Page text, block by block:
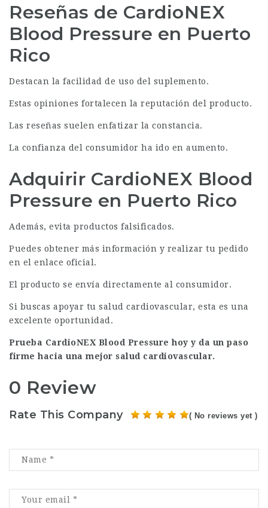
Reseñas de CardioNEX
Blood Pressure en Puerto
Rico
Destacan la facilidad de uso del suplemento.
Estas opiniones fortalecen la reputación del producto.
Las reseñas suelen enfatizar la constancia.
La confianza del consumidor ha ido en aumento.
Adquirir CardioNEX Blood
Pressure en Puerto Rico
Además, evita productos falsificados.
Puedes obtener más información y realizar tu pedido
en el enlace oficial.
El producto se envía directamente al consumidor.
Si buscas apoyar tu salud cardiovascular, esta es una
excelente oportunidad.
Prueba CardioNEX Blood Pressure hoy y da un paso
firme hacia una mejor salud cardiovascular.
0 Review
Rate This Company ( No reviews yet )